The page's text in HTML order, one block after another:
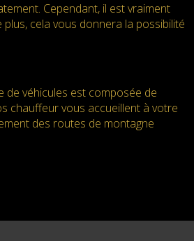
Cependant, il est vraiment
cela vous donnera la possibilité
de véhicules est composée de
chauffeur vous accueillent à votre
des routes de montagne